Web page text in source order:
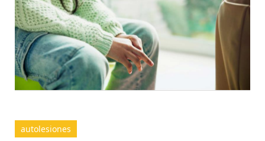
autolesiones